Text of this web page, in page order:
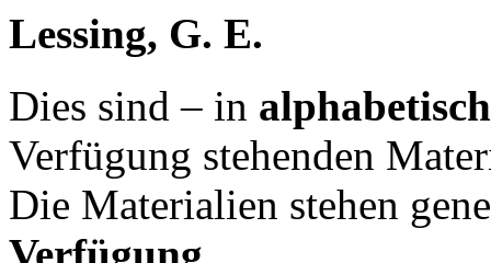
Lessing, G. E.
Dies sind – in
Verfügung stehenden
Die Materialien stehen